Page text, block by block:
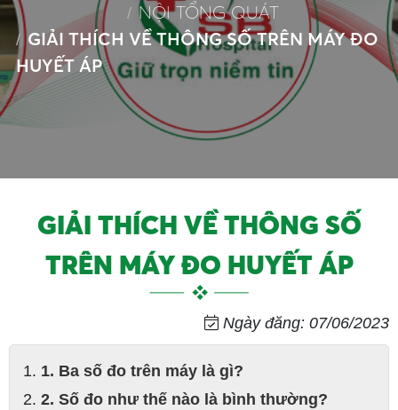
NỘI TỔNG QUÁT
GIẢI THÍCH VỀ THÔNG SỐ TRÊN MÁY ĐO
HUYẾT ÁP
GIẢI THÍCH VỀ THÔNG SỐ
TRÊN MÁY ĐO HUYẾT ÁP
Ngày đăng: 07/06/2023
1. Ba số đo trên máy là gì?
2. Số đo như thế nào là bình thường?